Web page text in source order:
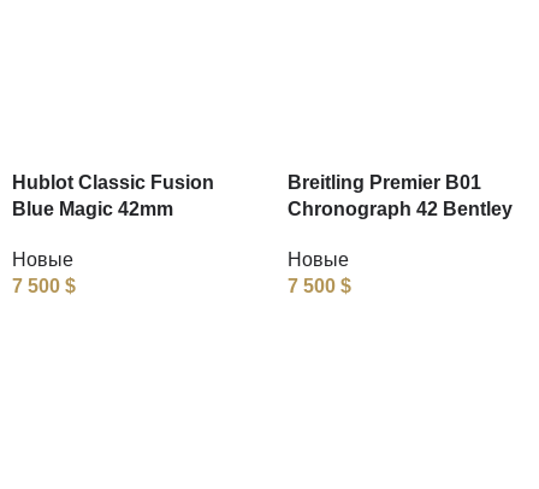
Hublot Classic Fusion
Blue Magic 42mm
Новые
7 500 $
Breitling Premier B01
Chronograph 42 Bentley
Новые
7 500 $